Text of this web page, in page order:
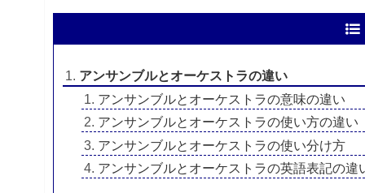
アンサンブルとオーケストラの違い
アンサンブルとオーケストラの意味の違い
アンサンブルとオーケストラの使い方の違い
アンサンブルとオーケストラの使い分け方
アンサンブルとオーケストラの英語表記の違